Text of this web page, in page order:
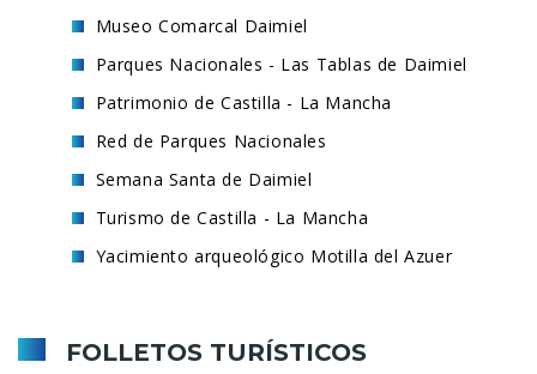
Museo Comarcal Daimiel
Parques Nacionales - Las Tablas de Daimiel
Patrimonio de Castilla - La Mancha
Red de Parques Nacionales
Semana Santa de Daimiel
Turismo de Castilla - La Mancha
Yacimiento arqueológico Motilla del Azuer
FOLLETOS TURÍSTICOS